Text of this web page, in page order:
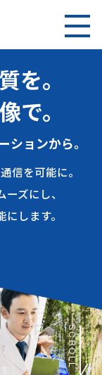
を。
で。
ションから。
信を可能に。
ズにし、
します。
SCROLL